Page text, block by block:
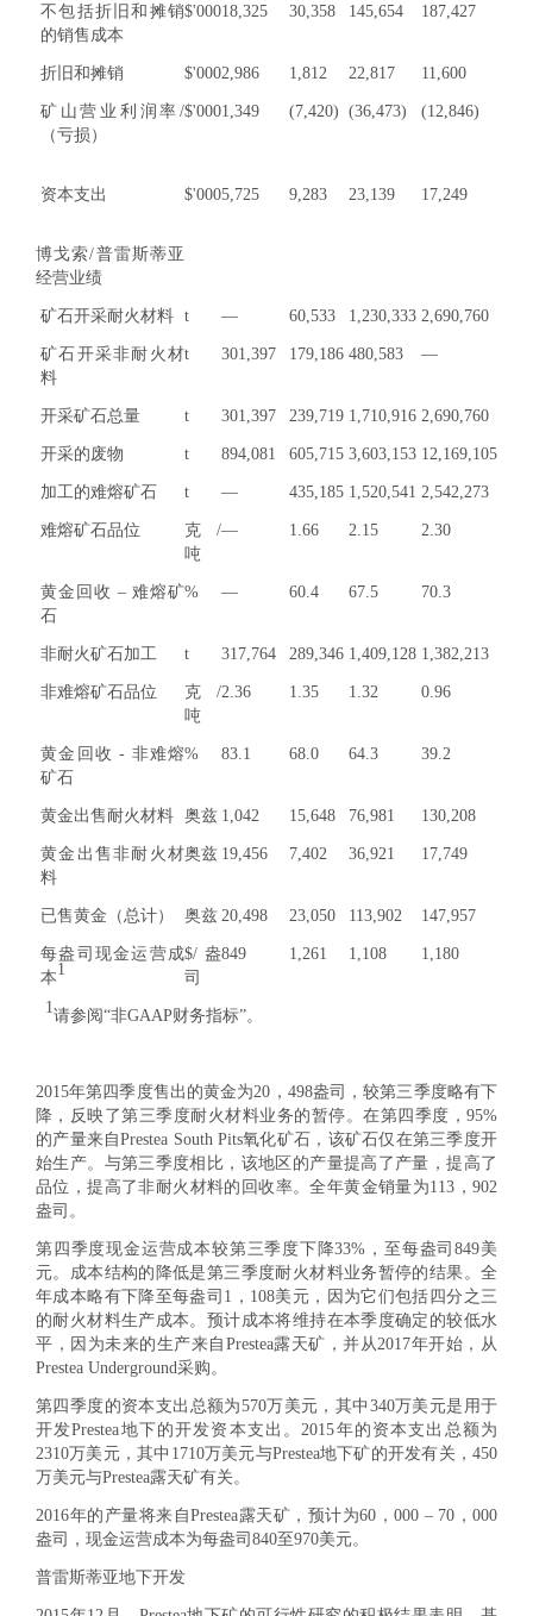
不包括折旧和摊销
的销售成本
$'00018,325 30,358 145,654 187,427
折旧和摊销 $'0002,986 1,812 22,817 11,600
矿山营业利润率/
（亏损）
$'0001,349 (7,420) (36,473) (12,846)
资本支出 $'0005,725 9,283 23,139 17,249
博戈索/普雷斯蒂亚
经营业绩
矿石开采耐火材料 t — 60,533 1,230,333 2,690,760
矿石开采非耐火材
料
t 301,397 179,186 480,583 —
开采矿石总量 t 301,397 239,719 1,710,916 2,690,760
开采的废物 t 894,081 605,715 3,603,153 12,169,105
加工的难熔矿石 t — 435,185 1,520,541 2,542,273
难熔矿石品位
克/
吨
— 1.66 2.15 2.30
黄金回收 – 难熔矿
石
% — 60.4 67.5 70.3
非耐火矿石加工 t 317,764 289,346 1,409,128 1,382,213
非难熔矿石品位
克/
吨
2.36 1.35 1.32 0.96
黄金回收 - 非难熔
矿石
% 83.1 68.0 64.3 39.2
黄金出售耐火材料 奥兹 1,042 15,648 76,981 130,208
黄金出售非耐火材
料
奥兹 19,456 7,402 36,921 17,749
已售黄金（总计） 奥兹 20,498 23,050 113,902 147,957
每盎司现金运营成
本1
$/盎
司
849 1,261 1,108 1,180
1 请参阅“非GAAP财务指标”。
2015年第四季度售出的黄金为20，498盎司，较第三季度略有下
降，反映了第三季度耐火材料业务的暂停。在第四季度，95%
的产量来自Prestea South Pits氧化矿石，该矿石仅在第三季度开
始生产。与第三季度相比，该地区的产量提高了产量，提高了
品位，提高了非耐火材料的回收率。全年黄金销量为113，902
盎司。
第四季度现金运营成本较第三季度下降33%，至每盎司849美
元。成本结构的降低是第三季度耐火材料业务暂停的结果。全
年成本略有下降至每盎司1，108美元，因为它们包括四分之三
的耐火材料生产成本。预计成本将维持在本季度确定的较低水
平，因为未来的生产来自Prestea露天矿，并从2017年开始，从
Prestea Underground采购。
第四季度的资本支出总额为570万美元，其中340万美元是用于
开发Prestea地下的开发资本支出。2015年的资本支出总额为
2310万美元，其中1710万美元与Prestea地下矿的开发有关，450
万美元与Prestea露天矿有关。
2016年的产量将来自Prestea露天矿，预计为60，000 – 70，000
盎司，现金运营成本为每盎司840至970美元。
普雷斯蒂亚地下开发